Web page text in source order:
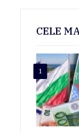
CELE
1